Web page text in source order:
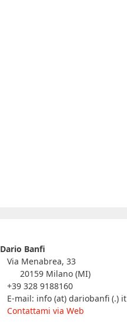
Dario Banfi
Via Menabrea, 33
20159 Milano (MI)
+39 328 9188160
E-mail: info (at) dariobanfi (.) it
Contattami via Web